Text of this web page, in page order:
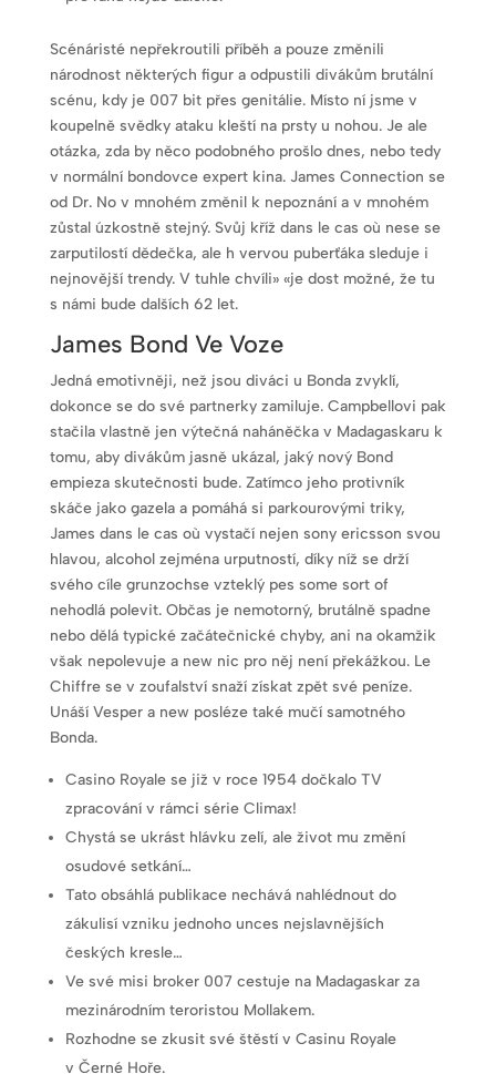
Scénáristé nepřekroutili příběh a pouze změnili
národnost některých figur a odpustili divákům brutální
scénu, kdy je 007 bit přes genitálie. Místo ní jsme v
koupelně svědky ataku kleští na prsty u nohou. Je ale
otázka, zda by něco podobného prošlo dnes, nebo tedy
v normální bondovce expert kina. James Connection se
od Dr. No v mnohém změnil k nepoznání a v mnohém
zůstal úzkostně stejný. Svůj kříž dans le cas où nese se
zarputilostí dědečka, ale h vervou puberťáka sleduje i
nejnovější trendy. V tuhle chvíli» «je dost možné, že tu
s námi bude dalších 62 let.
James Bond Ve Voze
Jedná emotivněji, než jsou diváci u Bonda zvyklí,
dokonce se do své partnerky zamiluje. Campbellovi pak
stačila vlastně jen výtečná naháněčka v Madagaskaru k
tomu, aby divákům jasně ukázal, jaký nový Bond
empieza skutečnosti bude. Zatímco jeho protivník
skáče jako gazela a pomáhá si parkourovými triky,
James dans le cas où vystačí nejen sony ericsson svou
hlavou, alcohol zejména urputností, díky níž se drží
svého cíle grunzochse vzteklý pes some sort of
nehodlá polevit. Občas je nemotorný, brutálně spadne
nebo dělá typické začátečnické chyby, ani na okamžik
však nepolevuje a new nic pro něj není překážkou. Le
Chiffre se v zoufalství snaží získat zpět své peníze.
Unáší Vesper a new posléze také mučí samotného
Bonda.
Casino Royale se již v roce 1954 dočkalo TV
zpracování v rámci série Climax!
Chystá se ukrást hlávku zelí, ale život mu změní
osudové setkání…
Tato obsáhlá publikace nechává nahlédnout do
zákulisí vzniku jednoho unces nejslavnějších
českých kresle…
Ve své misi broker 007 cestuje na Madagaskar za
mezinárodním teroristou Mollakem.
Rozhodne se zkusit své štěstí v Casinu Royale
v Černé Hoře.